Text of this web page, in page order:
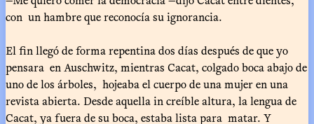
con un hambre que reconocía su ignorancia.
El fin llegó de forma repentina dos días después de que yo
pensara en Auschwitz, mientras Cacat, colgado boca abajo de
uno de los árboles, hojeaba el cuerpo de una mujer en una
revista abierta. Desde aquella in creíble altura, la lengua de
Cacat, ya fuera de su boca, estaba lista para matar. Y